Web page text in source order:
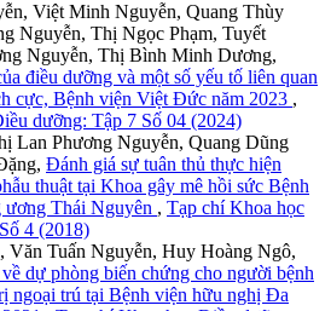
Việt Minh Nguyễn, Quang Thùy
Nguyễn, Thị Ngọc Phạm, Tuyết
Nguyễn, Thị Bình Minh Dương,
điều dưỡng và một số yếu tố liên quan
cực, Bệnh viện Việt Đức năm 2023 ,
dưỡng: Tập 7 Số 04 (2024)
Lan Phương Nguyễn, Quang Dũng
Đánh giá sự tuân thủ thực hiện
thuật tại Khoa gây mê hồi sức Bệnh
Thái Nguyên , Tạp chí Khoa học
4 (2018)
Văn Tuấn Nguyễn, Huy Hoàng Ngô,
dự phòng biến chứng cho người bệnh
ngoại trú tại Bệnh viện hữu nghị Đa